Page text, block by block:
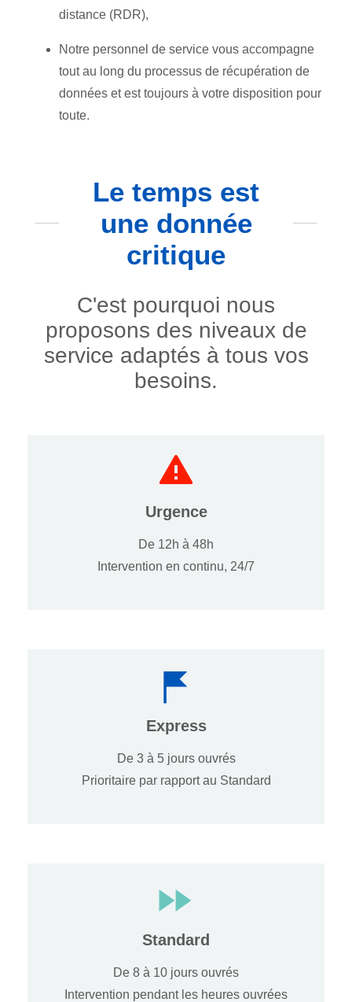
distance (RDR),
Notre personnel de service vous accompagne
tout au long du processus de récupération de
données et est toujours à votre disposition pour
toute.
Le temps est
une donnée
critique
C'est pourquoi nous
proposons des niveaux de
service adaptés à tous vos
besoins.
Urgence
De 12h à 48h
Intervention en continu, 24/7
Express
De 3 à 5 jours ouvrés
Prioritaire par rapport au Standard
Standard
De 8 à 10 jours ouvrés
Intervention pendant les heures ouvrées